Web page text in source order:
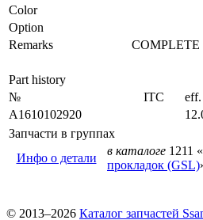
Color
Option
Remarks
COMPLETE
Part history
№
ITC
A1610102920
Запчасти в группах
Инфо о детали
в каталоге 1211 «
прокладок (GSL)
© 2013–2026 Каталог запчастей